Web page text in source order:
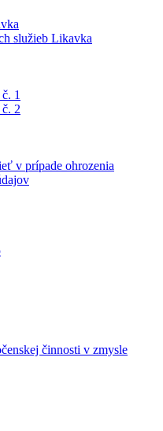
služieb Likavka
1
2
v prípade ohrozenia
činnosti v zmysle